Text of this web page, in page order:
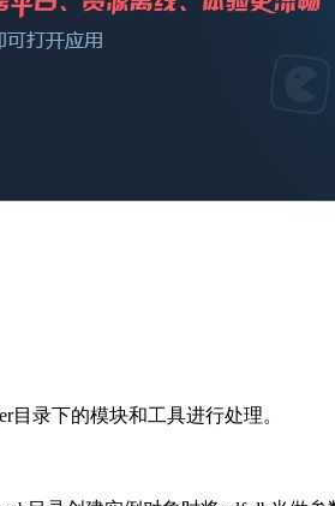
录下的模块和工具进行处理。